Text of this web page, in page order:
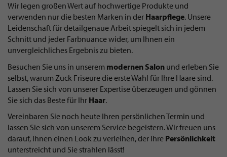
Wir legen großen Wert auf hochwertige Produkte und
verwenden nur die besten Marken in der Haarpflege. Unsere
Leidenschaft für detailgenaue Arbeit spiegelt sich in jedem
Schnitt und jeder Farbnuance wider, um Ihnen ein
unvergleichliches Ergebnis zu bieten.
Besuchen Sie uns in unserem modernen Salon und erleben Sie
selbst, warum Zuck Friseure die erste Wahl für Ihre Haare sind.
Lassen Sie sich von unserer Expertise überzeugen und gönnen
Sie sich das Beste für Ihr Haar.
Vereinbaren Sie noch heute Ihren persönlichen Termin und
lassen Sie sich von unserem Service begeistern. Wir freuen uns
darauf, Ihnen einen Look zu verleihen, der Ihre Persönlichkeit
unterstreicht und Sie strahlen lässt!